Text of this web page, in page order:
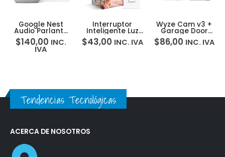
Google Nest
Audio Parlante
Inteligente
Asistente De
Google
$140,00 INC.
IVA
Interruptor
Inteligente Luz
Smart Wifi Light
Switch Tp-link
$43,00 INC. IVA
Wyze Cam v3 +
Garage Door
Controller
Bundle
$86,00 INC. IVA
Tendencias Tecnológicas
ACERCA DE NOSOTROS